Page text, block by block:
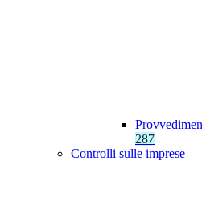
287
Controlli sulle imprese